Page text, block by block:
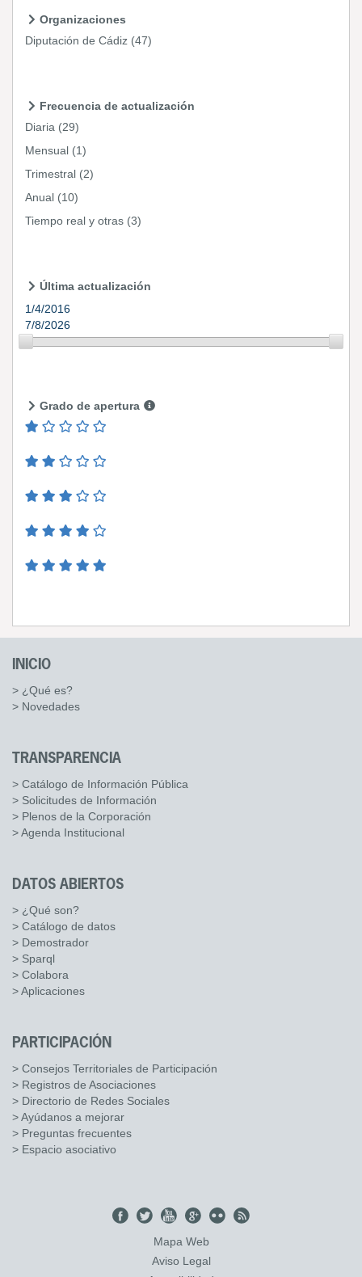
Organizaciones
Diputación de Cádiz (47)
Frecuencia de actualización
Diaria (29)
Mensual (1)
Trimestral (2)
Anual (10)
Tiempo real y otras (3)
Última actualización
1/4/2016
7/8/2026
Grado de apertura
INICIO
> ¿Qué es?
> Novedades
TRANSPARENCIA
> Catálogo de Información Pública
> Solicitudes de Información
> Plenos de la Corporación
> Agenda Institucional
DATOS ABIERTOS
> ¿Qué son?
> Catálogo de datos
> Demostrador
> Sparql
> Colabora
> Aplicaciones
PARTICIPACIÓN
> Consejos Territoriales de Participación
> Registros de Asociaciones
> Directorio de Redes Sociales
> Ayúdanos a mejorar
> Preguntas frecuentes
> Espacio asociativo
Mapa Web
Aviso Legal